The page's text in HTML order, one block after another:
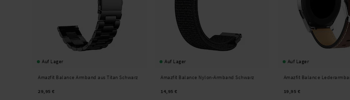
Auf Lager
Amazfit Balance Armband aus Titan Schwarz
29,95 €
Auf Lager
Amazfit Balance Nylon-Armband Schwarz
14,95 €
Auf Lager
Amazfit Balance
19,95 €